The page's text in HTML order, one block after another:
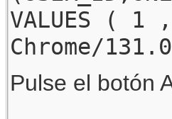
VALUES (
Chrome/
Pulse el botón